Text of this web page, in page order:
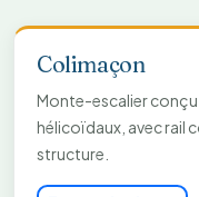
Colimaçon
Monte-escalier conçu
hélicoïdaux, avec rail
structure.